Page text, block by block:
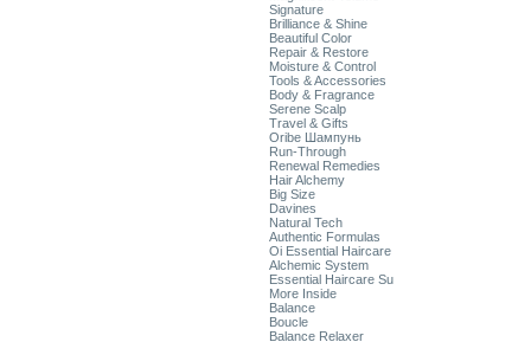
Signature
Brilliance & Shine
Beautiful Color
Repair & Restore
Moisture & Control
Tools & Accessories
Body & Fragrance
Serene Scalp
Travel & Gifts
Oribe Шампунь
Run-Through
Renewal Remedies
Hair Alchemy
Big Size
Davines
Natural Tech
Authentic Formulas
Oi Essential Haircare
Alchemic System
Essential Haircare Su
More Inside
Balance
Boucle
Balance Relaxer